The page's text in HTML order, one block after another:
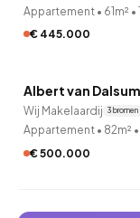
Appartement • 61m² •
€ 445.000
Verkocht onder
Albert van
Wij Makelaardij 3 bronnen
Appartement • 82m² •
€ 500.000